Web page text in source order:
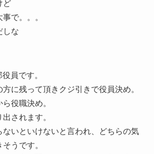
ど
で。。。
しな
員です。
に残って頂きクジ引きで役員決め。
役職決め。
されます。
ないといけないと言われ、どちらの気
うです。